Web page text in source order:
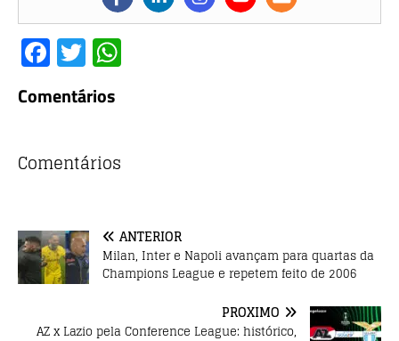
F
a
c
b
o
k
T
w
it
r
p
Comentários
Comentários
ANTERIOR
Milan, Inter e Napoli avançam para quartas da
Champions League e repetem feito de 2006
PRÓXIMO
AZ x Lazio pela Conference League: histórico,